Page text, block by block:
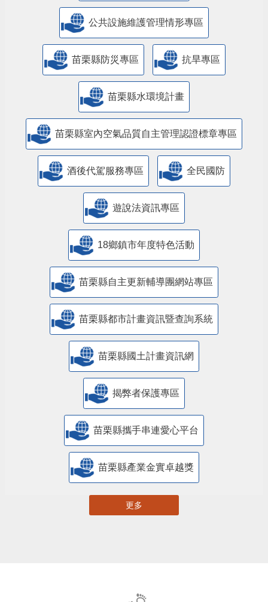
​公共設施維護管理情形專區
苗栗縣防災專區 抗旱專區
苗栗縣水環境計畫
苗栗縣室內空氣品質自主管理認證標章專區
酒後代駕服務專區 全民國防
遊說法資訊專區
18鄉鎮市年度特色活動
苗栗縣自主更新輔導團網站專區
苗栗縣都市計畫資訊暨查詢系統
苗栗縣國土計畫資訊網
揭弊者保護專區
苗栗縣攜手串連愛心平台
苗栗縣產業金實卓越獎
更多